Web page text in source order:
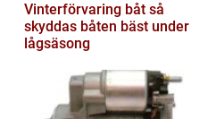
Vinterförvaring båt så
skyddas båten bäst under
lågsäsong